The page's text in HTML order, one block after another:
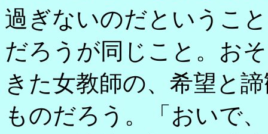
過ぎないのだというこ
だろうが同じこと。お
きた女教師の、希望と
ものだろう。「おいで